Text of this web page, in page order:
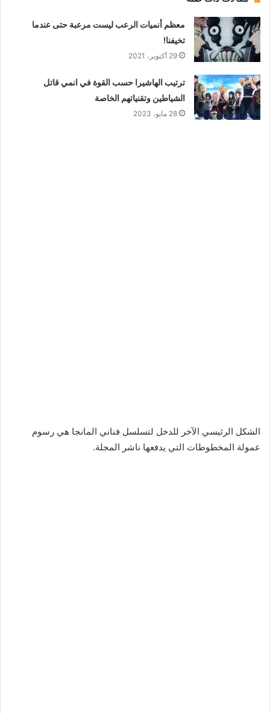
معظم أنميات الرعب ليست مرعبة حتى عندما
تخيفنا!
29 أكتوبر، 2021
ترتيب الهاشيرا حسب القوة في انمي قاتل
الشياطين وتقنياتهم الخاصة
28 مايو، 2023
الشكل الرئيسي الآخر للدخل لتسلسل فناني المانجا هي رسوم
عمولة المخطوطات التي يدفعها ناشر المجلة.